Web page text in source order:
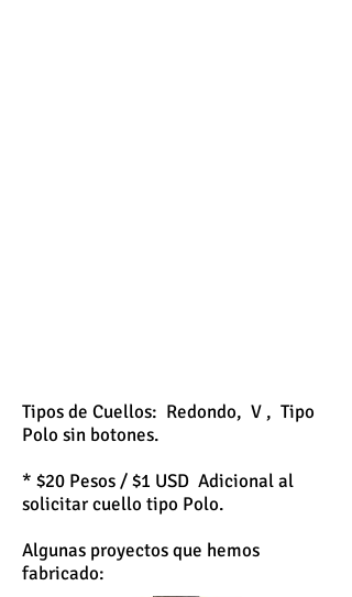
Tipos de Cuellos: Redondo, V , Tipo
Polo sin botones.
* $20 Pesos / $1 USD Adicional al
solicitar cuello tipo Polo.
Algunas proyectos que hemos
fabricado: